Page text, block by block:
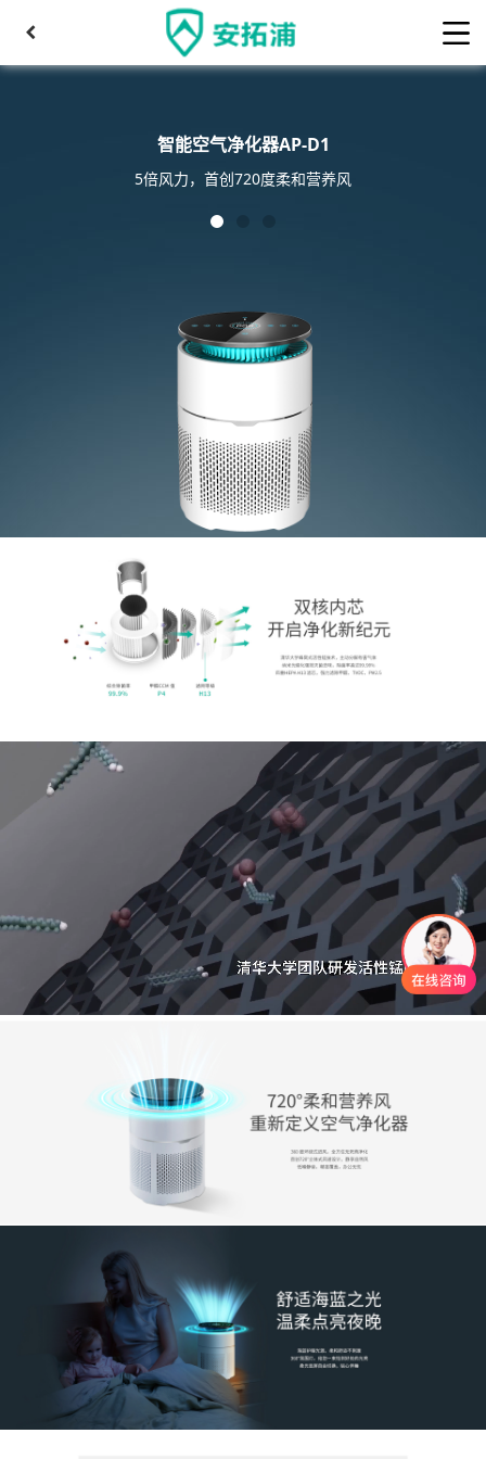
智能空气净化器AP-D1
5倍风力，首创720度柔和营养风